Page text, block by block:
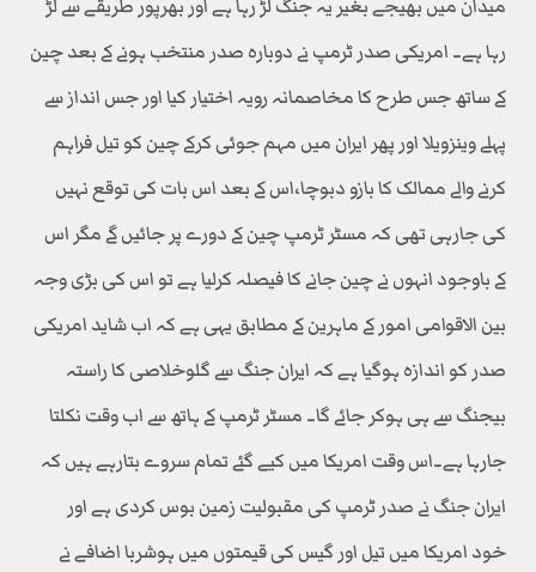
میدان میں بھیجے بغیر یہ جنگ لڑ رہا ہے اور بھرپور طریقے سے لڑ
رہا ہے۔ امریکی صدر ٹرمپ نے دوبارہ صدر منتخب ہونے کے بعد چین
کے ساتھ جس طرح کا مخاصمانہ رویہ اختیار کیا اور جس انداز سے
پہلے وینزویلا اور پھر ایران میں مہم جوئی کرکے چین کو تیل فراہم
کرنے والے ممالک کا بازو دبوچا،اس کے بعد اس بات کی توقع نہیں
کی جارہی تھی کہ مسٹر ٹرمپ چین کے دورے پر جائیں گے مگر اس
کے باوجود انہوں نے چین جانے کا فیصلہ کرلیا ہے تو اس کی بڑی وجہ
بین الاقوامی امور کے ماہرین کے مطابق یہی ہے کہ اب شاید امریکی
صدر کو اندازہ ہوگیا ہے کہ ایران جنگ سے گلوخلاصی کا راستہ
بیجنگ سے ہی ہوکر جائے گا۔ مسٹر ٹرمپ کے ہاتھ سے اب وقت نکلتا
جارہا ہے۔اس وقت امریکا میں کیے گئے تمام سروے بتارہے ہیں کہ
ایران جنگ نے صدر ٹرمپ کی مقبولیت زمین بوس کردی ہے اور
خود امریکا میں تیل اور گیس کی قیمتوں میں ہوشربا اضافے نے